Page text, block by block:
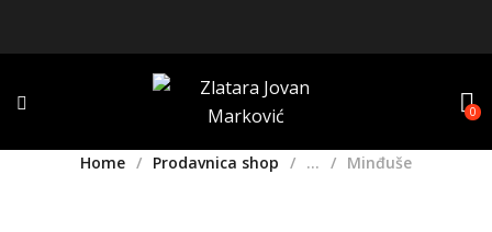
0
Home Prodavnica shop ... Minđuše